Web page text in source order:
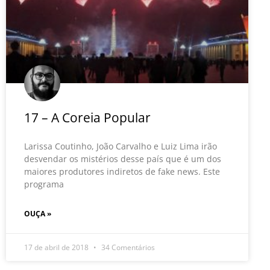
17 – A Coreia Popular
Larissa Coutinho, João Carvalho e Luiz Lima irão
desvendar os mistérios desse país que é um dos
maiores produtores indiretos de fake news. Este
programa
OUÇA »
17 de abril de 2018 34 Comentários